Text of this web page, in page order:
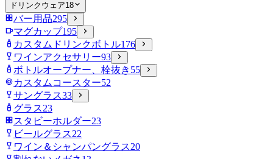
ドリンクウェア18
バー用品295
マグカップ195
カスタムドリンクボトル176
ワインアクセサリー93
ボトルオープナー、栓抜き 55
カスタムコースター52
サングラス33
グラス23
スタビーホルダー23
ビールグラス22
ワイン＆シャンパングラス20